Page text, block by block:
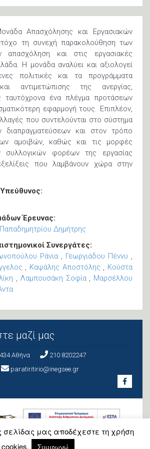
Απασχόλησης και Εργασιακών
τη συνεχή παρακολούθηση των
απασχόληση και στις εργασιακές
Η μονάδα αναλύει και αξιολογεί
πολιτικές και τα προγράμματα
αντιμετώπισης της ανεργίας,
ταυτόχρονα ένα πλέγμα προτάσεων
εφαρμογή τους. Επιπλέον,
που συντελούνται στο σύστημα
διαπραγματεύσεων και στον τρόπο
αμοιβών, καθώς και τις μορφές
συλλογικών φορέων της εργασίας
που λαμβάνουν χώρα στην
Έρευνας:
Παπαδημητρίου Δημήτρης
Συνεργάτες:
Ράνια , Γεωργιάδου Πέννυ ,
, Καψάλης Αποστόλης , Κούστα
, Λαμπουσάκη Σοφία, Μαρσέλλου
μαζί μας
Aθήνα
210 8202247
paratiritirio@inegsee.gr
σελίδας μας αποδέχεστε τη χρήση
cookies.
Συμφωνώ